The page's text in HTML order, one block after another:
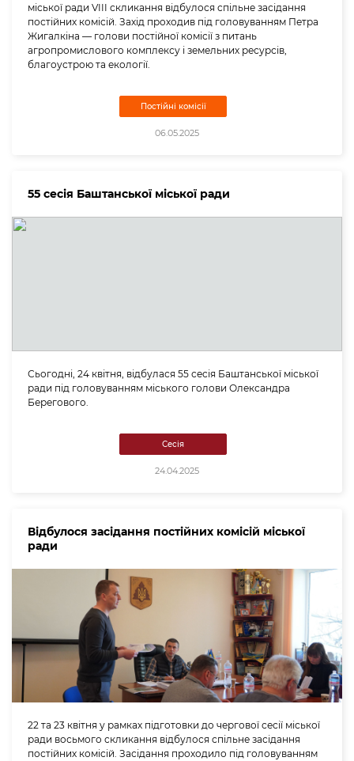
міської ради VIII скликання відбулося спільне засідання
постійних комісій. Захід проходив під головуванням Петра
Жигалкіна — голови постійної комісії з питань
агропромислового комплексу і земельних ресурсів,
благоустрою та екології.
Постійні комісії
06.05.2025
55 сесія Баштанської міської ради
Сьогодні, 24 квітня, відбулася 55 сесія Баштанської міської
ради під головуванням міського голови Олександра
Берегового.
Сесія
24.04.2025
Відбулося засідання постійних комісій міської
ради
22 та 23 квітня у рамках підготовки до чергової сесії міської
ради восьмого скликання відбулося спільне засідання
постійних комісій. Засідання проходило під головуванням